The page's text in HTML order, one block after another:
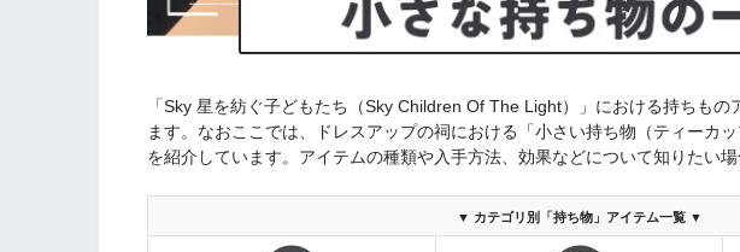
「Sky 星を紡ぐ子どもたち（Sky Children Of The Light）」における持ちも
ます。なおここでは、ドレスアップの祠における「小さい持ち物（ティーカ
を紹介しています。アイテムの種類や入手方法、効果などについて知りたい場
▼ カテゴリ別「持ち物」アイテム一覧 ▼